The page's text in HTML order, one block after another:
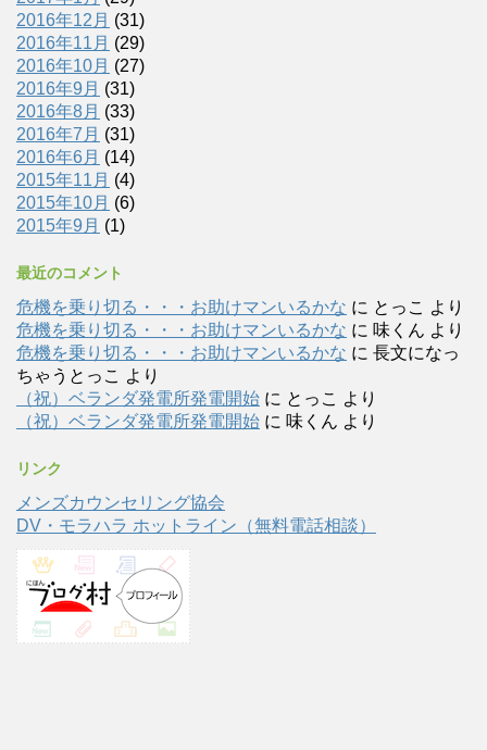
2016年12月 (31)
2016年11月 (29)
2016年10月 (27)
2016年9月 (31)
2016年8月 (33)
2016年7月 (31)
2016年6月 (14)
2015年11月 (4)
2015年10月 (6)
2015年9月 (1)
最近のコメント
危機を乗り切る・・・お助けマンいるかな に とっこ より
危機を乗り切る・・・お助けマンいるかな に 味くん より
危機を乗り切る・・・お助けマンいるかな に 長文になっ
ちゃうとっこ より
（祝）ベランダ発電所発電開始 に とっこ より
（祝）ベランダ発電所発電開始 に 味くん より
リンク
メンズカウンセリング協会
DV・モラハラ ホットライン（無料電話相談）